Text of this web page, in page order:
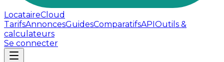
LocataireCloud
TarifsAnnoncesGuidesComparatifsAPIOutils &
calculateurs
Se connecter